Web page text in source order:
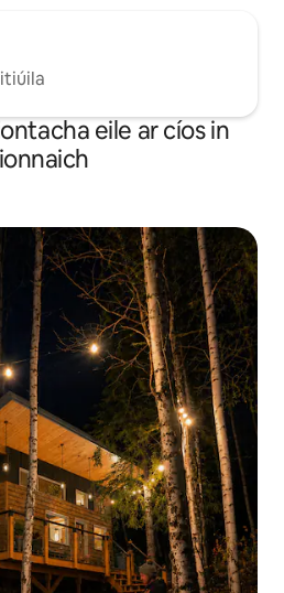
eile ar cíos in